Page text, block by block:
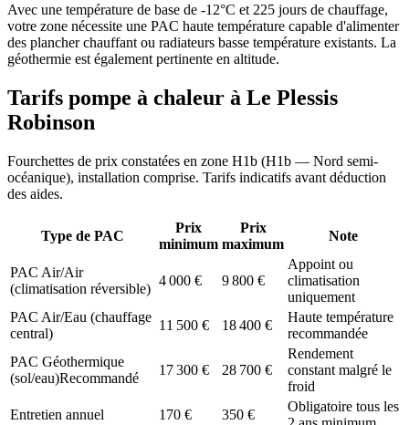
Avec une température de base de -12°C et 225 jours de chauffage,
votre zone nécessite une PAC haute température capable d'alimenter
des plancher chauffant ou radiateurs basse température existants. La
géothermie est également pertinente en altitude.
Tarifs pompe à chaleur à Le Plessis
Robinson
Fourchettes de prix constatées en zone H1b (H1b — Nord semi-
océanique), installation comprise. Tarifs indicatifs avant déduction
des aides.
Type de PAC
Prix
minimum
Prix
maximum
Note
PAC Air/Air
(climatisation réversible)
4 000 € 9 800 €
Appoint ou
climatisation
uniquement
PAC Air/Eau (chauffage
central)
11 500 € 18 400 €
Haute température
recommandée
PAC Géothermique
(sol/eau)Recommandé
17 300 € 28 700 €
Rendement
constant malgré le
froid
Entretien annuel
170 € 350 €
Obligatoire tous les